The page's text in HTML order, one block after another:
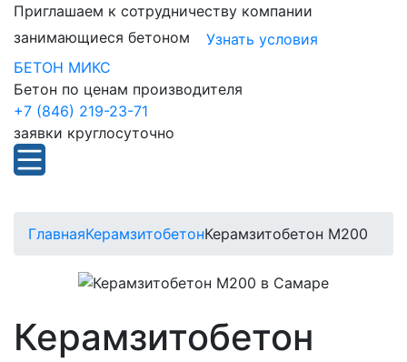
Приглашаем к сотрудничеству компании
занимающиеся бетоном
Узнать условия
БЕТОН МИКС
Бетон по ценам производителя
+7 (846) 219-23-71
заявки круглосуточно
ГлавнаяКерамзитобетонКерамзитобетон М200
Керамзитобетон